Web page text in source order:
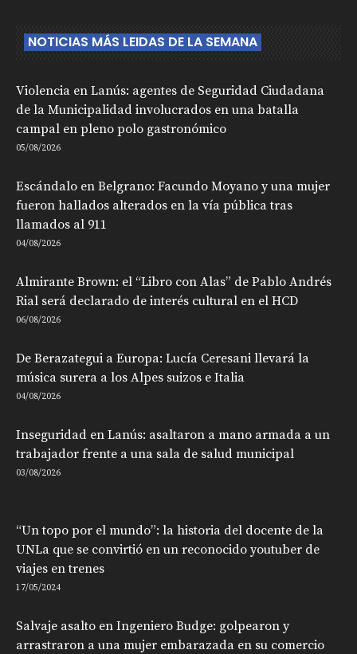
NOTICIAS MÁS LEIDAS DE LA SEMANA
Violencia en Lanús: agentes de Seguridad Ciudadana
de la Municipalidad involucrados en una batalla
campal en pleno polo gastronómico
05/08/2026
Escándalo en Belgrano: Facundo Moyano y una mujer
fueron hallados alterados en la vía pública tras
llamados al 911
04/08/2026
Almirante Brown: el “Libro con Alas” de Pablo Andrés
Rial será declarado de interés cultural en el HCD
06/08/2026
De Berazategui a Europa: Lucía Ceresani llevará la
música surera a los Alpes suizos e Italia
04/08/2026
Inseguridad en Lanús: asaltaron a mano armada a un
trabajador frente a una sala de salud municipal
03/08/2026
“Un topo por el mundo”: la historia del docente de la
UNLa que se convirtió en un reconocido youtuber de
viajes en trenes
17/05/2024
Salvaje asalto en Ingeniero Budge: golpearon y
arrastraron a una mujer embarazada en su comercio